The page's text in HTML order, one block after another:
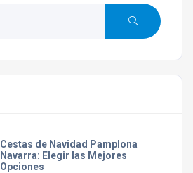
Cestas de Navidad Pamplona
Navarra: Elegir las Mejores
Opciones